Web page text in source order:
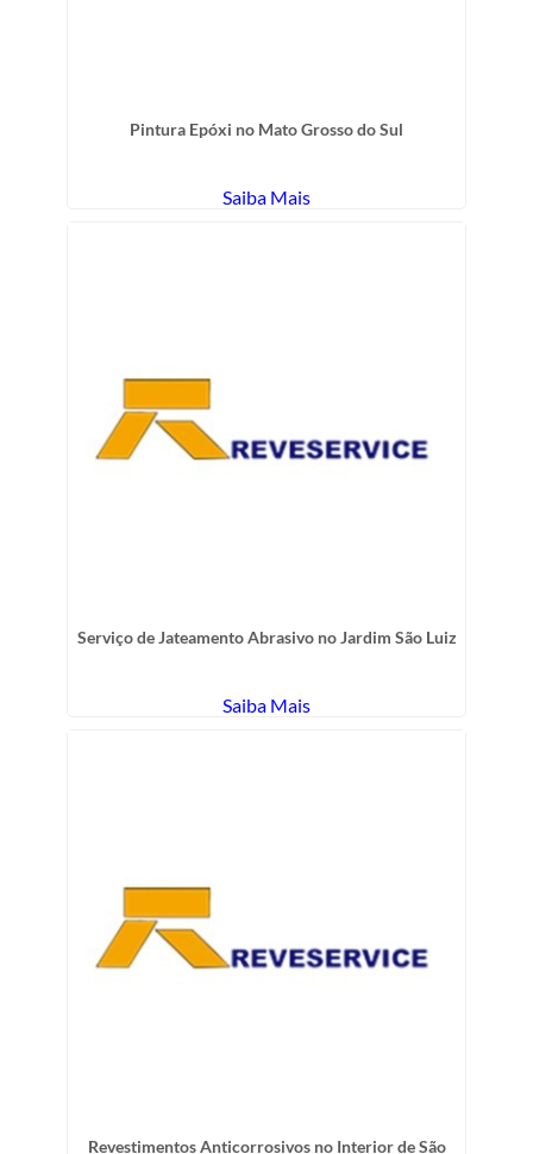
Pintura Epóxi no Mato Grosso do Sul
Saiba Mais
Serviço de Jateamento Abrasivo no Jardim São Luiz
Saiba Mais
Revestimentos Anticorrosivos no Interior de São